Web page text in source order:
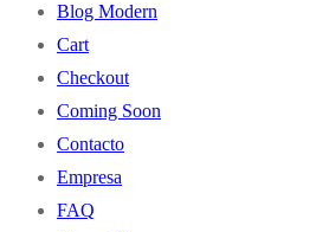
Blog Modern
Cart
Checkout
Coming Soon
Contacto
Empresa
FAQ